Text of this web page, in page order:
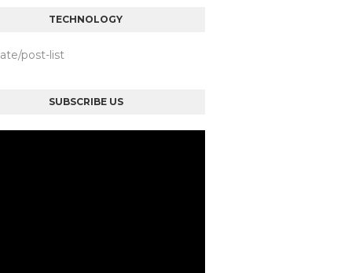
TECHNOLOGY
post-list
SUBSCRIBE US